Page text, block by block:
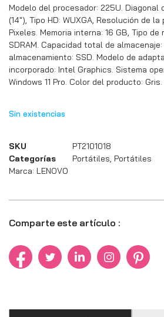
Modelo del procesador: 225U. Diagonal
(14″), Tipo HD: WUXGA, Resolución de
Pixeles. Memoria interna: 16 GB, Tipo
SDRAM. Capacidad total de almacenaje:
almacenamiento: SSD. Modelo de
incorporado: Intel Graphics. Sistema
Windows 11 Pro. Color del producto:
Sin existencias
SKU
PT2101018
Categorías
Portátiles, Portátiles
Marca: LENOVO
Comparte este artículo :